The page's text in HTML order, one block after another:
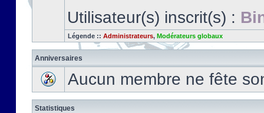
Utilisateur(s) inscrit(s) :
Légende :: Administrateurs, Modérateurs globaux
Anniversaires
Aucun membre ne fête
Statistiques